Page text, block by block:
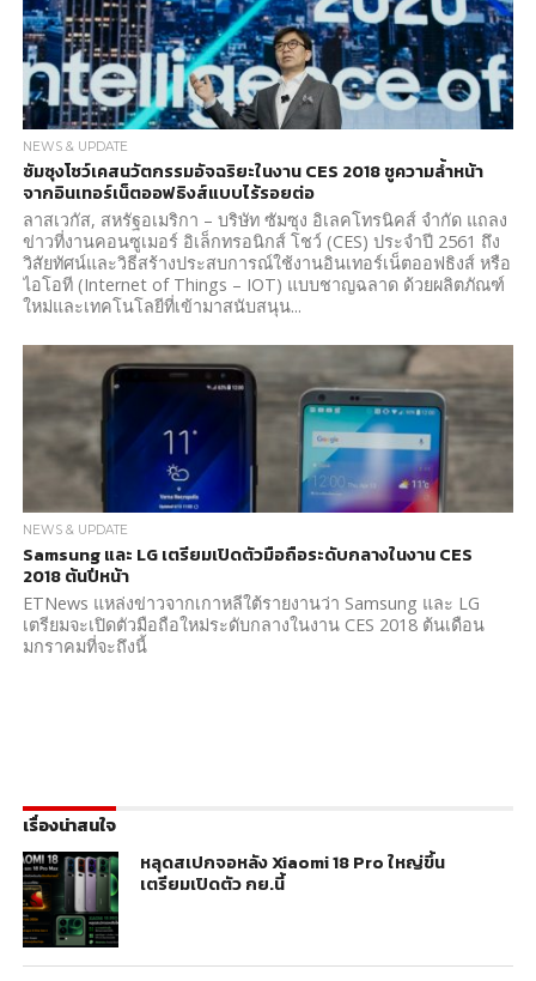
NEWS & UPDATE
ซัมซุงโชว์เคสนวัตกรรมอัจฉริยะในงาน CES 2018 ชูความล้ำหน้า
จากอินเทอร์เน็ตออฟธิงส์แบบไร้รอยต่อ
ลาสเวกัส, สหรัฐอเมริกา – บริษัท ซัมซุง อิเลคโทรนิคส์ จำกัด แถลง
ข่าวที่งานคอนซูเมอร์ อิเล็กทรอนิกส์ โชว์ (CES) ประจำปี 2561 ถึง
วิสัยทัศน์และวิธีสร้างประสบการณ์ใช้งานอินเทอร์เน็ตออฟธิงส์ หรือ
ไอโอที (Internet of Things – IOT) แบบชาญฉลาด ด้วยผลิตภัณฑ์
ใหม่และเทคโนโลยีที่เข้ามาสนับสนุน...
NEWS & UPDATE
Samsung และ LG เตรียมเปิดตัวมือถือระดับกลางในงาน CES
2018 ต้นปีหน้า
ETNews แหล่งข่าวจากเกาหลีใต้รายงานว่า Samsung และ LG
เตรียมจะเปิดตัวมือถือใหม่ระดับกลางในงาน CES 2018 ต้นเดือน
มกราคมที่จะถึงนี้
เรื่องน่าสนใจ
หลุดสเปกจอหลัง Xiaomi 18 Pro ใหญ่ขึ้น
เตรียมเปิดตัว กย.นี้